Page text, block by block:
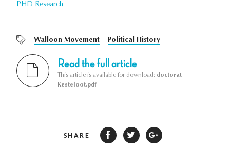
PHD Research
Walloon Movement Political History
Read the full article
This article is available for download: doctorat
Kesteloot.pdf
SHARE